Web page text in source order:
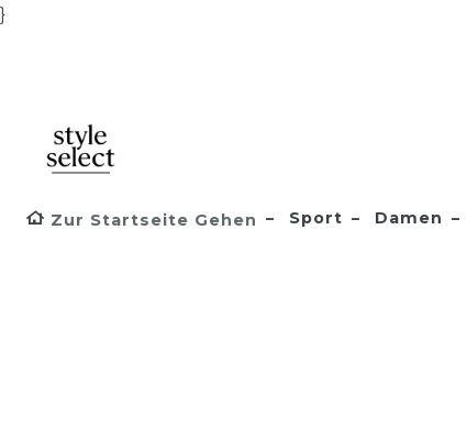
}
Zur Startseite Gehen Sport Damen